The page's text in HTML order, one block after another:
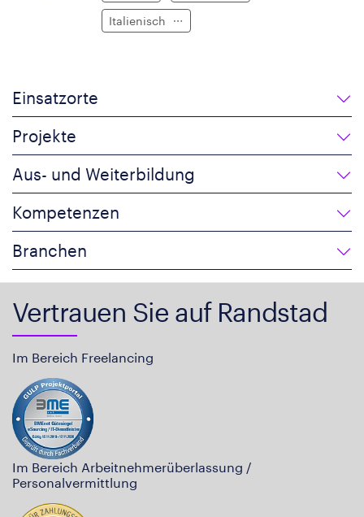
Italienisch
Einsatzorte
Projekte
Aus- und Weiterbildung
Kompetenzen
Branchen
Vertrauen Sie auf Randstad
Im Bereich Freelancing
Im Bereich Arbeitnehmerüberlassung /
Personalvermittlung